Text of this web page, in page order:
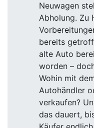
Neuwagen
Abholung. Zu
bereits
alte Auto
worden –
Wohin mit
Autohändler
verkaufen?
das dauert,